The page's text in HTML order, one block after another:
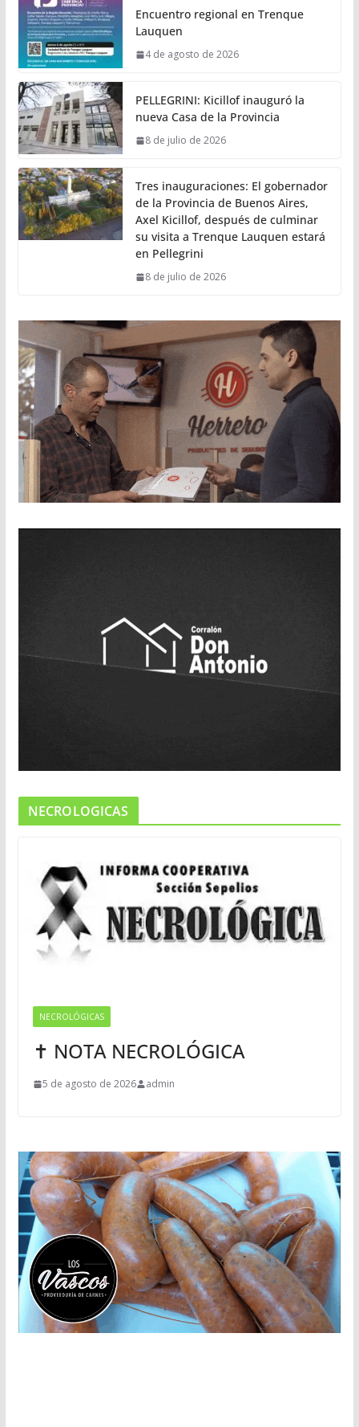
Encuentro regional en Trenque
Lauquen
4 de agosto de 2026
PELLEGRINI: Kicillof inauguró la
nueva Casa de la Provincia
8 de julio de 2026
Tres inauguraciones: El gobernador
de la Provincia de Buenos Aires,
Axel Kicillof, después de culminar
su visita a Trenque Lauquen estará
en Pellegrini
8 de julio de 2026
NECROLOGICAS
NECROLÓGICAS
✝ NOTA NECROLÓGICA
5 de agosto de 2026 admin